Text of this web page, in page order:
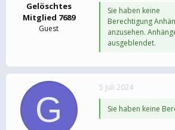
Gelöschtes
Mitglied 7689
Guest
Sie haben keine
Berechtigung
anzusehen.
ausgeblendet.
G
5 Juli 2024
Sie haben keine